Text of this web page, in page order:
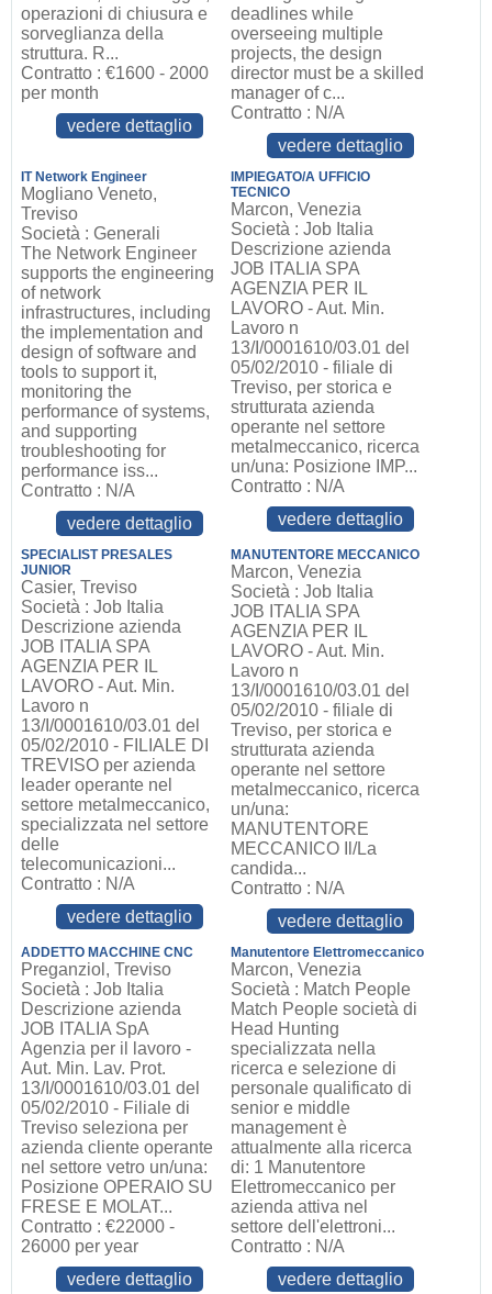
operazioni di chiusura e
sorveglianza della
struttura. R...
Contratto : €1600 - 2000
per month
vedere dettaglio
deadlines while
overseeing multiple
projects, the design
director must be a skilled
manager of c...
Contratto : N/A
vedere dettaglio
IT Network Engineer
Mogliano Veneto,
Treviso
Società : Generali
The Network Engineer
supports the engineering
of network
infrastructures, including
the implementation and
design of software and
tools to support it,
monitoring the
performance of systems,
and supporting
troubleshooting for
performance iss...
Contratto : N/A
vedere dettaglio
IMPIEGATO/A UFFICIO
TECNICO
Marcon, Venezia
Società : Job Italia
Descrizione azienda
JOB ITALIA SPA
AGENZIA PER IL
LAVORO - Aut. Min.
Lavoro n
13/I/0001610/03.01 del
05/02/2010 - filiale di
Treviso, per storica e
strutturata azienda
operante nel settore
metalmeccanico, ricerca
un/una: Posizione IMP...
Contratto : N/A
vedere dettaglio
SPECIALIST PRESALES
JUNIOR
Casier, Treviso
Società : Job Italia
Descrizione azienda
JOB ITALIA SPA
AGENZIA PER IL
LAVORO - Aut. Min.
Lavoro n
13/I/0001610/03.01 del
05/02/2010 - FILIALE DI
TREVISO per azienda
leader operante nel
settore metalmeccanico,
specializzata nel settore
delle
telecomunicazioni...
Contratto : N/A
vedere dettaglio
MANUTENTORE MECCANICO
Marcon, Venezia
Società : Job Italia
JOB ITALIA SPA
AGENZIA PER IL
LAVORO - Aut. Min.
Lavoro n
13/I/0001610/03.01 del
05/02/2010 - filiale di
Treviso, per storica e
strutturata azienda
operante nel settore
metalmeccanico, ricerca
un/una:
MANUTENTORE
MECCANICO Il/La
candida...
Contratto : N/A
vedere dettaglio
ADDETTO MACCHINE CNC
Preganziol, Treviso
Società : Job Italia
Descrizione azienda
JOB ITALIA SpA
Agenzia per il lavoro -
Aut. Min. Lav. Prot.
13/I/0001610/03.01 del
05/02/2010 - Filiale di
Treviso seleziona per
azienda cliente operante
nel settore vetro un/una:
Posizione OPERAIO SU
FRESE E MOLAT...
Contratto : €22000 -
26000 per year
vedere dettaglio
Manutentore Elettromeccanico
Marcon, Venezia
Società : Match People
Match People società di
Head Hunting
specializzata nella
ricerca e selezione di
personale qualificato di
senior e middle
management è
attualmente alla ricerca
di: 1 Manutentore
Elettromeccanico per
azienda attiva nel
settore dell'elettroni...
Contratto : N/A
vedere dettaglio